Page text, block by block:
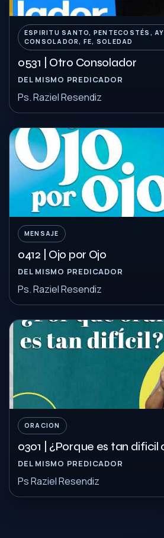
ESPIRITU SANTO, PENTECOSTÉS,
CONSOLADOR, FE, SOLEDAD
0531 | Otro Consolador
DEL MISMO PREDICADOR
Ps. Raziel Resendiz
MENSAJE
0412 | Ojo por Ojo
DEL MISMO PREDICADOR
Ps. Raziel Resendiz
ORACION
0301 | ¿Porque es tan dificil
DEL MISMO PREDICADOR
Ps Raziel Resendiz